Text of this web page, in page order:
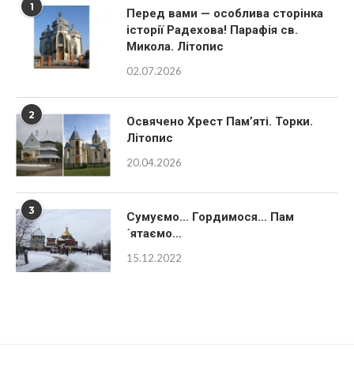
1
Перед вами — особлива сторінка
історії Радехова! Парафія св.
Микола. Літопис
02.07.2026
2
Освячено Хрест Пам’яті. Торки.
Літопис
20.04.2026
3
Сумуємо… Гордимося… Пам
´ятаємо…
15.12.2022